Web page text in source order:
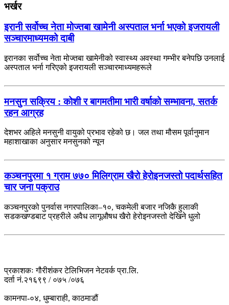
भर्खर
इरानी सर्वोच्च नेता मोज्तबा खामेनी अस्पताल भर्ना भएको इजरायली
सञ्चारमाध्यमको दाबी
इरानका सर्वोच्च नेता मोज्तबा खामेनीको स्वास्थ्य अवस्था गम्भीर बनेपछि उनलाई
अस्पताल भर्ना गरिएको इजरायली सञ्चारमाध्यमहरूले
मनसुन सक्रिय : कोशी र बागमतीमा भारी वर्षाको सम्भावना, सतर्क
रहन आग्रह
देशभर अहिले मनसुनी वायुको प्रभाव रहेको छ। जल तथा मौसम पूर्वानुमान
महाशाखाका अनुसार मनसुनको न्यून
कञ्चनपुरमा १ ग्राम ७७० मिलिग्राम खैरो हेरोइनजस्तो पदार्थसहित
चार जना पक्राउ
कञ्चनपुरको पुनर्वास नगरपालिका–१०, चकमेली बजार नजिकै हुलाकी
सडकखण्डबाट प्रहरीले अवैध लागूऔषध खैरो हेरोइनजस्तो देखिने धुलो
प्रकाशकः गौरीशंकर टेलिभिजन नेटवर्क प्रा.लि.
दर्ता नं.२१६९९ / ०७५ /०७६
कामनपा-०४, धुम्बाराही, काठमाडौं